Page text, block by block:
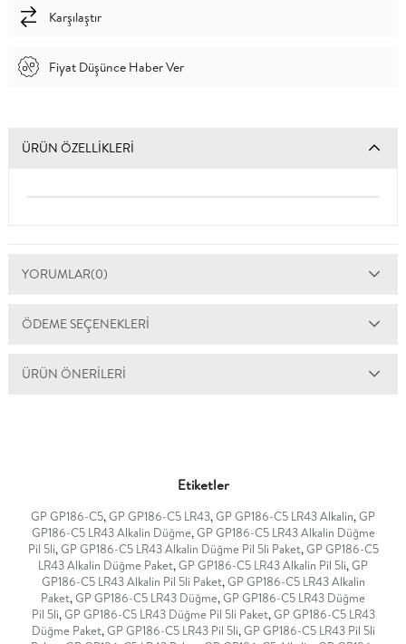
Karşılaştır
Fiyat Düşünce Haber Ver
ÜRÜN ÖZELLIKLERI
YORUMLAR(0)
ÖDEME SEÇENEKLERI
ÜRÜN ÖNERILERI
Etiketler
GP GP186-C5,GP GP186-C5 LR43,GP GP186-C5 LR43 Alkalin,GP
GP186-C5 LR43 Alkalin Düğme,GP GP186-C5 LR43 Alkalin Düğme
Pil 5li,GP GP186-C5 LR43 Alkalin Düğme Pil 5li Paket,GP GP186-C5
LR43 Alkalin Düğme Paket,GP GP186-C5 LR43 Alkalin Pil 5li,GP
GP186-C5 LR43 Alkalin Pil 5li Paket,GP GP186-C5 LR43 Alkalin
Paket,GP GP186-C5 LR43 Düğme,GP GP186-C5 LR43 Düğme
Pil 5li,GP GP186-C5 LR43 Düğme Pil 5li Paket,GP GP186-C5 LR43
Düğme Paket,GP GP186-C5 LR43 Pil 5li,GP GP186-C5 LR43 Pil 5li